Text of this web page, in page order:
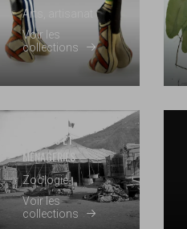
Arts, artisanat
Voir les
collections
CIRQUES ET
MÉNAGERIES
Zoologie
Voir les
collections